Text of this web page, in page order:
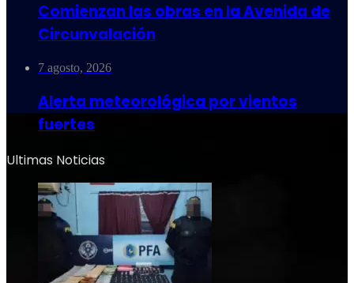
Comienzan las obras en la Avenida de
Circunvalación
7 agosto, 2026
Alerta meteorológica por vientos
fuertes
Ultimas Noticias